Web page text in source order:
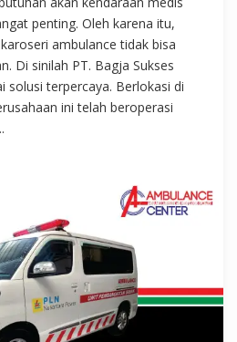
penting. Oleh karena itu,
ambulance tidak bisa
Di sinilah PT. Bagja Sukses
solusi terpercaya. Berlokasi di
ini telah beroperasi